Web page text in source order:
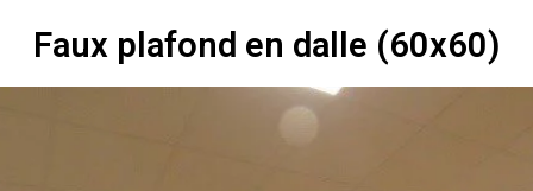
Faux plafond en dalle (60x60)